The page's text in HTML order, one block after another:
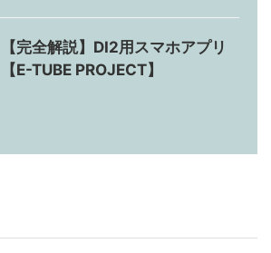
【完全解説】DI2用スマホアプリ
【E-TUBE PROJECT】